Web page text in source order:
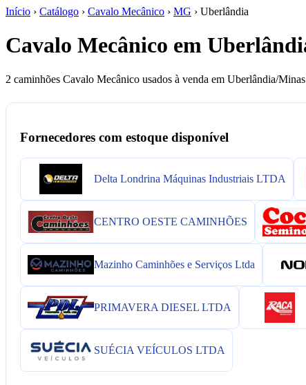
Início › Catálogo › Cavalo Mecânico › MG › Uberlândia
Cavalo Mecânico em
2 caminhões Cavalo Mecânico usados à venda em Uberlândia/
Fornecedores com estoque disponível
Delta Londrina Máquinas Industriais LTDA
CENTRO OESTE CAMINHÕES
Mazinho Caminhões e Serviços Ltda
PRIMAVERA DIESEL LTDA
SUÉCIA VEÍCULOS LTDA